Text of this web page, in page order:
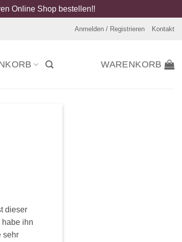
Online Shop bestellen!!
Anmelden / Registrieren Kontakt
WARENKORB
dieser
habe ihn
sehr